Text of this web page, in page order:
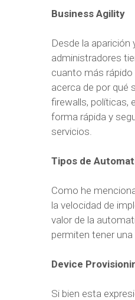
Business Agility
Desde la aparición
administradores
cuanto más
acerca de por qué
firewalls, políticas,
forma rápida y
servicios.
Tipos de
Como he
la velocidad de
valor de la
permiten tener
Device
Si bien esta